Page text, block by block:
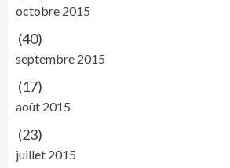
octobre 2015
(40)
septembre 2015
(17)
août 2015
(23)
juillet 2015